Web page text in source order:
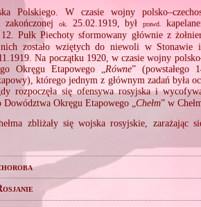
Polskiego. W czasie wojny
ok. 25.02.1919, był prawd.
12. Pułk Piechoty sformowany głównie z
zostało wziętych do niewoli w Stonawie i
Na początku 1920, w czasie wojny
Okręgu Etapowego „ Równe” (powstałego
którego jednym z głównym zadań była
rozpoczęła się ofensywa rosyjska i
Okręgu Etapowego „Chełm” w
zbliżały się wojska rosyjskie, zarażając